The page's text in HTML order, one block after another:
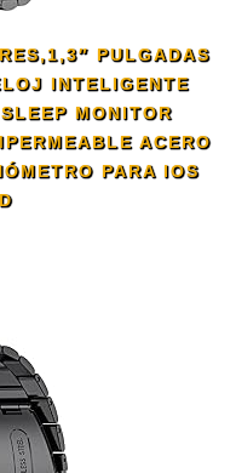
PULGADAS
INTELIGENTE
MONITOR
ACERO
PARA IOS